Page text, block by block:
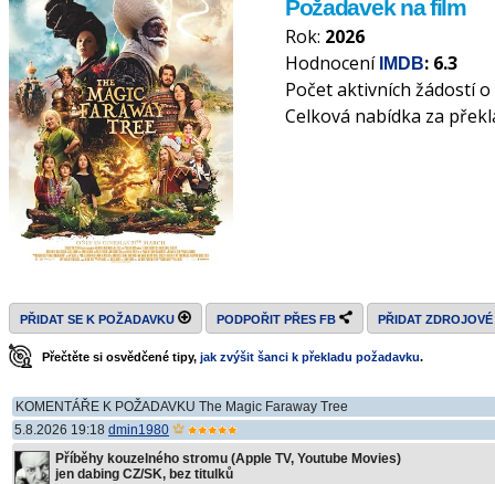
Požadavek na film
Rok: 2026
Hodnocení IMDB: 6.3
Počet aktivních žádostí
Celková nabídka za
PŘIDAT SE K POŽADAVKU PODPOŘIT PŘES FB PŘIDAT
Přečtěte si osvědčené tipy, jak zvýšit šanci k překladu požadavku.
KOMENTÁŘE K POŽADAVKU The Magic Faraway Tree
5.8.2026 19:18 dmin1980
Příběhy kouzelného stromu (Apple TV, Youtube Movies)
jen dabing CZ/SK, bez titulků